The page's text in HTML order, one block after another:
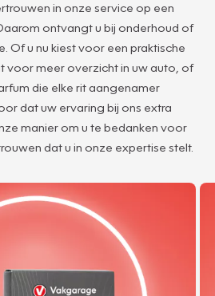
in onze service op een
ontvangt u bij onderhoud of
Of u nu kiest voor een praktische
voor meer overzicht in uw auto, of
die elke rit aangenamer
dat uw ervaring bij ons extra
manier om u te bedanken voor
dat u in onze expertise stelt.